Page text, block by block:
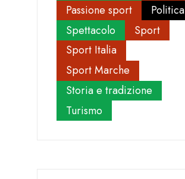
Passione sport
Politica
Spettacolo
Sport
Sport Italia
Sport Marche
Storia e tradizione
Turismo